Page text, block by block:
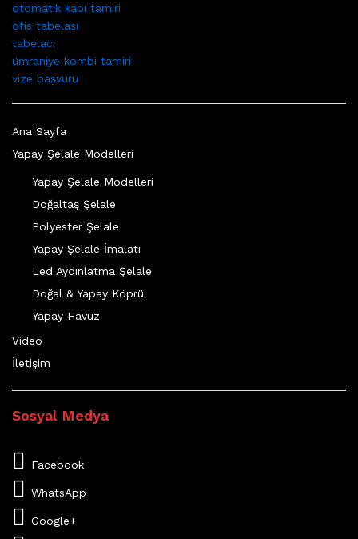
otomatik kapı tamiri
ofis tabelası
tabelacı
ümraniye kombi tamiri
vize başvuru
Ana Sayfa
Yapay Şelale Modelleri
Yapay Şelale Modelleri
Doğaltaş Şelale
Polyester Şelale
Yapay Şelale İmalatı
Led Aydınlatma Şelale
Doğal & Yapay Köprü
Yapay Havuz
Video
İletişim
Sosyal Medya
Facebook
WhatsApp
Google+